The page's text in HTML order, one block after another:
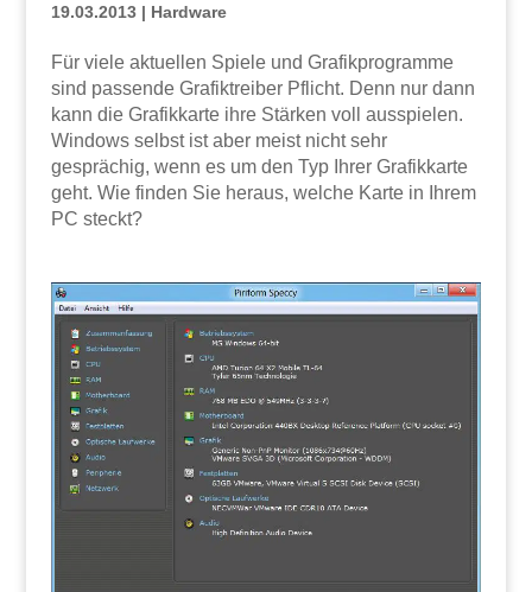
19.03.2013| Hardware
Für viele aktuellen Spiele und Grafikprogramme
sind passende Grafiktreiber Pflicht. Denn nur dann
kann die Grafikkarte ihre Stärken voll ausspielen.
Windows selbst ist aber meist nicht sehr
gesprächig, wenn es um den Typ Ihrer Grafikkarte
geht. Wie finden Sie heraus, welche Karte in Ihrem
PC steckt?